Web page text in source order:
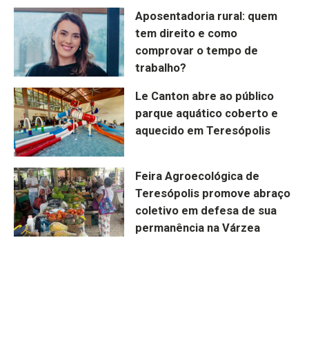
Aposentadoria rural: quem
tem direito e como
comprovar o tempo de
trabalho?
Le Canton abre ao público
parque aquático coberto e
aquecido em Teresópolis
Feira Agroecológica de
Teresópolis promove abraço
coletivo em defesa de sua
permanência na Várzea